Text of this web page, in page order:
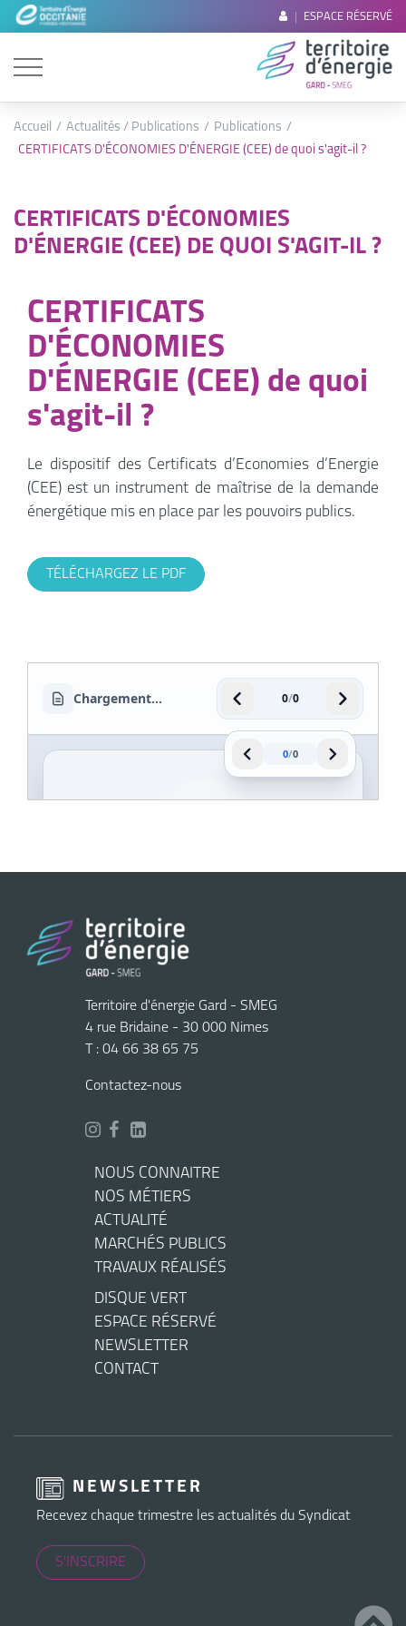
ESPACE RÉSERVÉ
Accueil Actualités / Publications
Publications
CERTIFICATS D'ÉCONOMIES D'ÉNERGIE (CEE) de quoi s'agit-il ?
CERTIFICATS D'ÉCONOMIES
D'ÉNERGIE (CEE) DE QUOI S'AGIT-IL ?
CERTIFICATS
D'ÉCONOMIES
D'ÉNERGIE (CEE) de quoi
s'agit-il ?
Le dispositif des Certificats d’Economies d’Energie
(CEE) est un instrument de maîtrise de la demande
énergétique mis en place par les pouvoirs publics.
TÉLÉCHARGEZ LE PDF
Territoire d'énergie Gard - SMEG
4 rue Bridaine - 30 000 Nimes
T : 04 66 38 65 75
Contactez-nous
NOUS CONNAITRE
NOS MÉTIERS
ACTUALITÉ
MARCHÉS PUBLICS
TRAVAUX RÉALISÉS
DISQUE VERT
ESPACE RÉSERVÉ
NEWSLETTER
CONTACT
NEWSLETTER
Recevez chaque trimestre les actualités du Syndicat
S'INSCRIRE